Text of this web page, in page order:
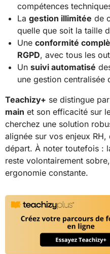
compétences
La gestion illimitée de
quelle que soit la taille
Une conformité
RGPD, avec tous les
Un suivi automatisé
une gestion centralisée
Teachizy+ se distingue
main et son efficacité sur
cherchez une solution
alignée sur vos enjeux
départ. À noter toutefois :
reste volontairement
ergonomie constante.